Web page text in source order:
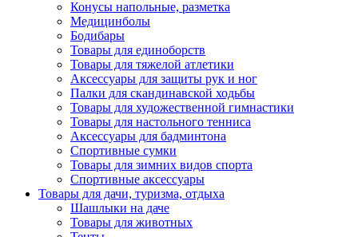
Конусы напольные, разметка
Медицинболы
Бодибары
Товары для единоборств
Товары для тяжелой атлетики
Аксессуары для защиты рук и ног
Палки для скандинавской ходьбы
Товары для художественной гимнастики
Товары для настольного тенниса
Аксессуары для бадминтона
Спортивные сумки
Товары для зимних видов спорта
Спортивные аксессуары
Товары для дачи, туризма, отдыха
Шашлыки на даче
Товары для животных